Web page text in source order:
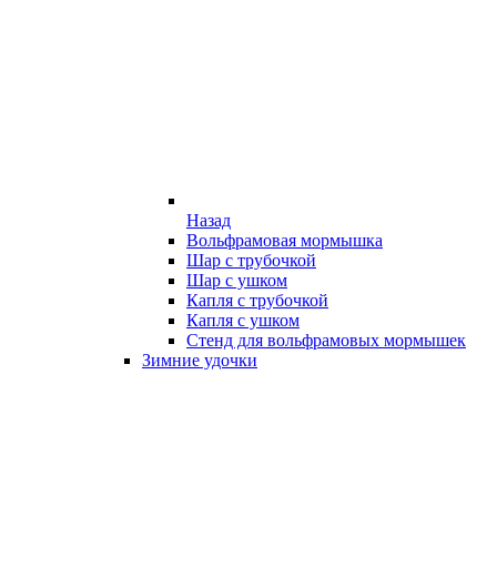
Назад
Вольфрамовая мормышка
Шар с трубочкой
Шар с ушком
Капля с трубочкой
Капля с ушком
Стенд для вольфрамовых мормышек
Зимние удочки